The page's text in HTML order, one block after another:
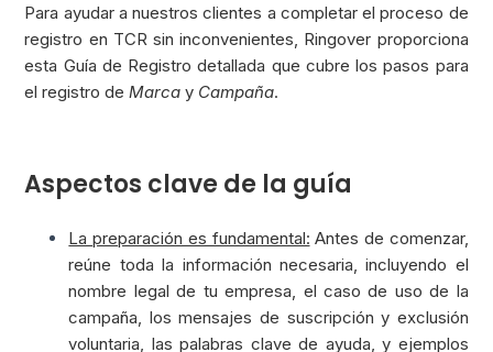
Para ayudar a nuestros clientes a completar el proceso de
registro en TCR sin inconvenientes, Ringover proporciona
esta Guía de Registro detallada que cubre los pasos para
el registro deMarca y Campaña.
Aspectos clave de la guía
La preparación es fundamental: Antes de comenzar,
reúne toda la información necesaria, incluyendo el
nombre legal de tu empresa, el caso de uso de la
campaña, los mensajes de suscripción y exclusión
voluntaria, las palabras clave de ayuda, y ejemplos